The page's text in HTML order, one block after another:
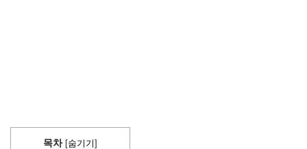
목차 [숨기기]